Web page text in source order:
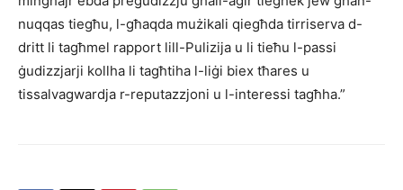
nuqqas tiegħu, l-għaqda mużikali qiegħda tirriserva d-
dritt li tagħmel rapport lill-Pulizija u li tieħu l-passi
ġudizzjarji kollha li tagħtiha l-liġi biex tħares u
tissalvagwardja r-reputazzjoni u l-interessi tagħha.”